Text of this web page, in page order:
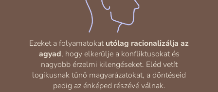
Ezeket a folyamatokatutólag racionalizálja az
agyad, hogy elkerülje a konfliktusokat és
nagyobb érzelmi kilengéseket. Eléd vetít
logikusnak tűnő magyarázatokat, a döntéseid
pedig az énképed részévé válnak.